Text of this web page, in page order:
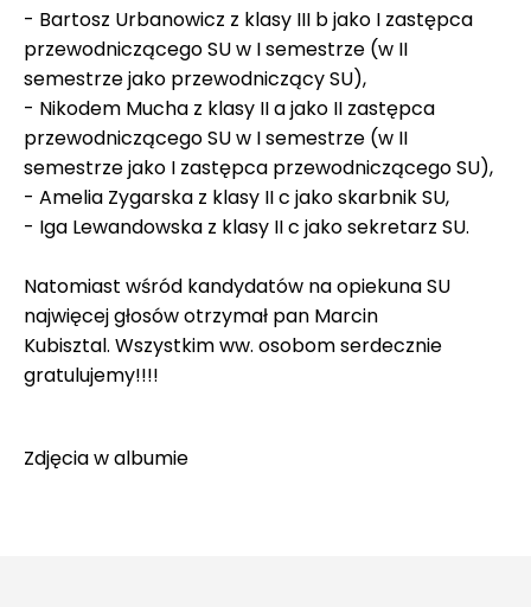
- Bartosz Urbanowicz z klasy III b jako I zastępca
przewodniczącego SU w I semestrze (w II
semestrze jako przewodniczący SU),
- Nikodem Mucha z klasy II a jako II zastępca
przewodniczącego SU w I semestrze (w II
semestrze jako I zastępca przewodniczącego SU),
- Amelia Zygarska z klasy II c jako skarbnik SU,
- Iga Lewandowska z klasy II c jako sekretarz SU.
Natomiast wśród kandydatów na opiekuna SU
najwięcej głosów otrzymał pan Marcin
Kubisztal. Wszystkim ww. osobom serdecznie
gratulujemy!!!!
Zdjęcia walbumie